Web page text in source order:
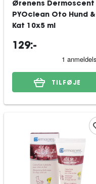
Ørenens Dermoscent
PYOclean Oto Hund &
Kat 10x5 ml
129:-
TILFØJE